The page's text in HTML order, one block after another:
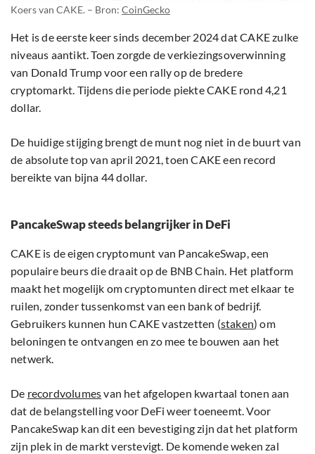
Koers van CAKE. – Bron: CoinGecko
Het is de eerste keer sinds december 2024 dat CAKE zulke
niveaus aantikt. Toen zorgde de verkiezingsoverwinning
van Donald Trump voor een rally op de bredere
cryptomarkt. Tijdens die periode piekte CAKE rond 4,21
dollar.
De huidige stijging brengt de munt nog niet in de buurt van
de absolute top van april 2021, toen CAKE een record
bereikte van bijna 44 dollar.
PancakeSwap steeds belangrijker in DeFi
CAKE is de eigen cryptomunt van PancakeSwap, een
populaire beurs die draait op de BNB Chain. Het platform
maakt het mogelijk om cryptomunten direct met elkaar te
ruilen, zonder tussenkomst van een bank of bedrijf.
Gebruikers kunnen hun CAKE vastzetten (staken) om
beloningen te ontvangen en zo mee te bouwen aan het
netwerk.
De recordvolumesvan het afgelopen kwartaal tonen aan
dat de belangstelling voor DeFi weer toeneemt. Voor
PancakeSwap kan dit een bevestiging zijn dat het platform
zijn plek in de markt verstevigt. De komende weken zal